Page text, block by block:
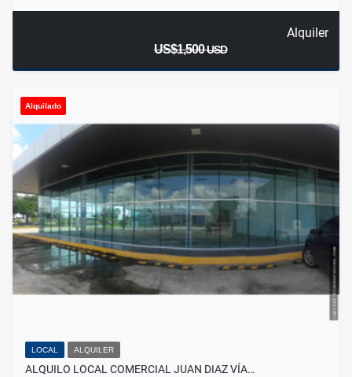
Alquiler
US$1,500USD
Alquilado
LOCAL ALQUILER
ALQUILO LOCAL COMERCIAL JUAN DIAZ VÍA…